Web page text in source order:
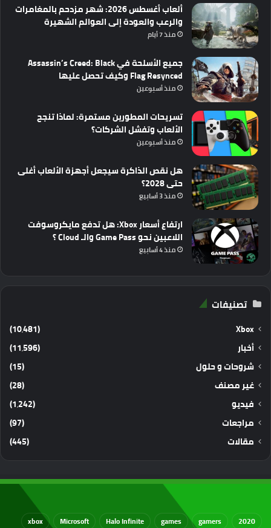
ألعاب أغسطس 2026: شهر مزدحم بالمغامرات
والرعب والعودة إلى العوالم الشهيرة
منذ 7 أيام
جميع الأسلحة في Assassin’s Creed: Black
Flag Resynced وكيف تحصل عليها
منذ أسبوعين
تسريحات المطورين مستمرة: لماذا تنجح
الألعاب وتفشل الشركات؟
منذ أسبوعين
هل نقص الذاكرة سيجعل أجهزة الألعاب أغلى
حتى 2028؟
منذ 3 أسابيع
ارتفاع أسعار Xbox: هل تدفع مايكروسوفت
اللاعبين نحو Game Pass والـ Cloud ؟
منذ 4 أسابيع
تصنيفات
Xbox
(10٬481)
أخبار
(11٬596)
شروحات و حلول
(15)
غير مصنف
(28)
فيديو
(1٬242)
مراجعات
(97)
مقالات
(445)
2020
gamers
games
Halo Infinite
Microsoft
xbox